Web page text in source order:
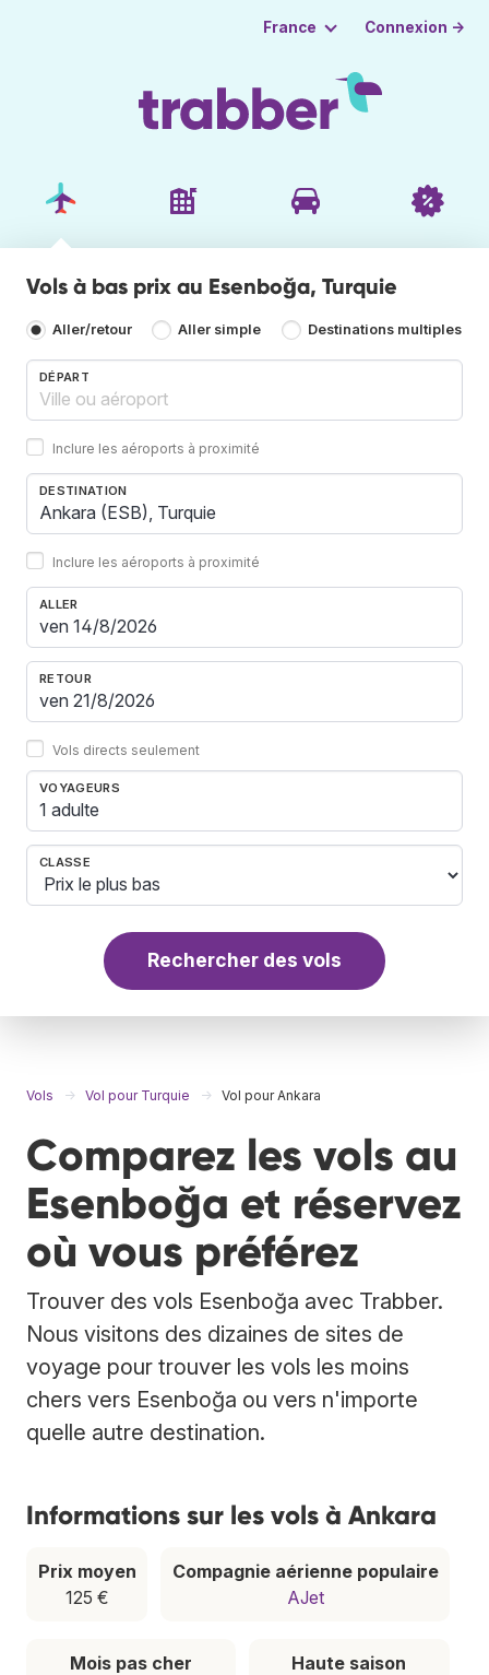
France Connexion →
Vols à bas prix au Esenboğa, Turquie
Aller/retour Aller simple Destinations multiples
DÉPART
Inclure les aéroports à proximité
DESTINATION
Inclure les aéroports à proximité
ALLER
RETOUR
Vols directs seulement
VOYAGEURS
1 adulte
CLASSE
Rechercher des vols
Vols Vol pour Turquie Vol pour Ankara
Comparez les vols au
Esenboğa et réservez
où vous préférez
Trouver des vols Esenboğa avec Trabber.
Nous visitons des dizaines de sites de
voyage pour trouver les vols les moins
chers vers Esenboğa ou vers n'importe
quelle autre destination.
Informations sur les vols à Ankara
Prix moyen
125 €
Compagnie aérienne populaire
AJet
Mois pas cher
Haute saison